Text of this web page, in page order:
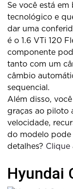
Se você está
tecnológico e
dar uma
é o 1.6 VTi 120
componente
tanto com um
câmbio
sequencial.
Além disso,
graças ao piloto
velocidade,
do modelo pode
detalhes? Clique
Hyundai